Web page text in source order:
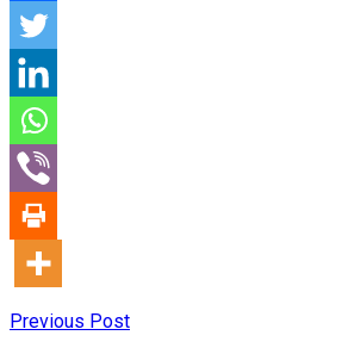
Previous Post